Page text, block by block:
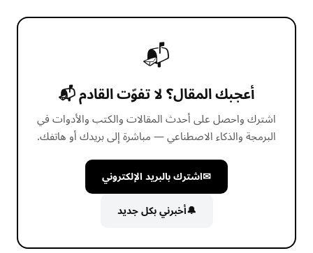
📬
أعجبك المقال؟ لا تفوّت القادم 📬
اشترك واحصل على أحدث المقالات والكتب والأدوات في
البرمجة والذكاء الاصطناعي — مباشرة إلى بريدك أو هاتفك.
✉اشترك بالبريد الإلكتروني
🔔أخبرني بكل جديد